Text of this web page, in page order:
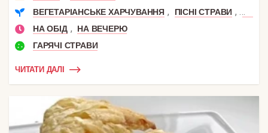
ВЕГЕТАРІАНСЬКЕ ХАРЧУВАННЯ , ПІСНІ СТРАВИ ,
НА ОБІД ,
НА ВЕЧЕРЮ
ГАРЯЧІ СТРАВИ
ЧИТАТИ ДАЛІ